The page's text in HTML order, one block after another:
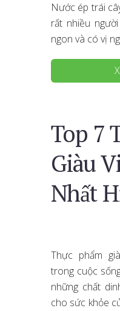
Nước ép trái
rất nhiều
ngon và có vị
Top 7
Giàu
Nhất
Thực phẩm
trong cuộc
những chất
cho sức khỏe